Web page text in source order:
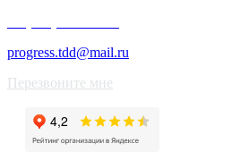
progress.tdd@mail.ru
Перезвоните мне